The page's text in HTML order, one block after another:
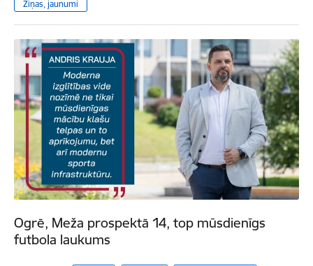
Ziņas, jaunumi
Ogrē, Meža prospektā 14, top mūsdienīgs
futbola laukums